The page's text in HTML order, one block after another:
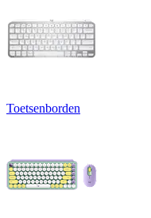
Toetsenborden